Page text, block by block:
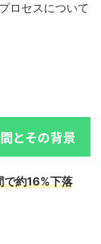
ロセスについて
とその背景
で約16%下落